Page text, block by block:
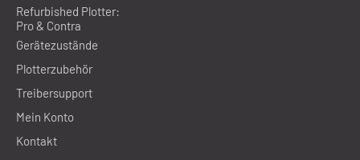
Refurbished Plotter:
Pro & Contra
Gerätezustände
Plotterzubehör
Treibersupport
Mein Konto
Kontakt